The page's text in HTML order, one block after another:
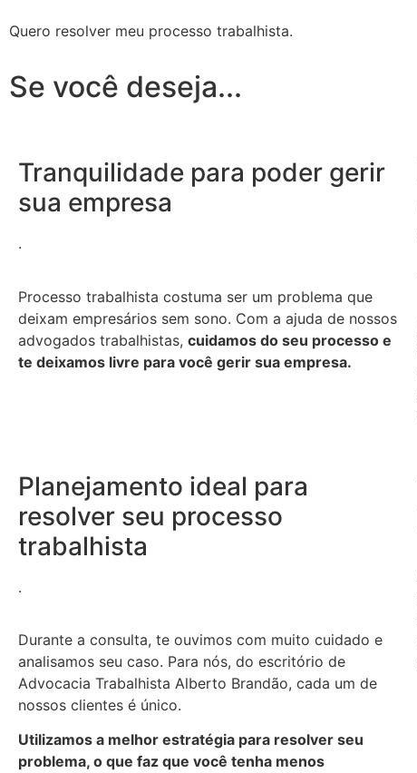
Quero resolver meu processo trabalhista.
Se você deseja...
Tranquilidade para poder gerir
sua empresa
.
Processo trabalhista costuma ser um problema que
deixam empresários sem sono. Com a ajuda de nossos
advogados trabalhistas, cuidamos do seu processo e
te deixamos livre para você gerir sua empresa.
Planejamento ideal para
resolver seu processo
trabalhista
.
Durante a consulta, te ouvimos com muito cuidado e
analisamos seu caso. Para nós, do escritório de
Advocacia Trabalhista Alberto Brandão, cada um de
nossos clientes é único.
Utilizamos a melhor estratégia para resolver seu
problema, o que faz que você tenha menos